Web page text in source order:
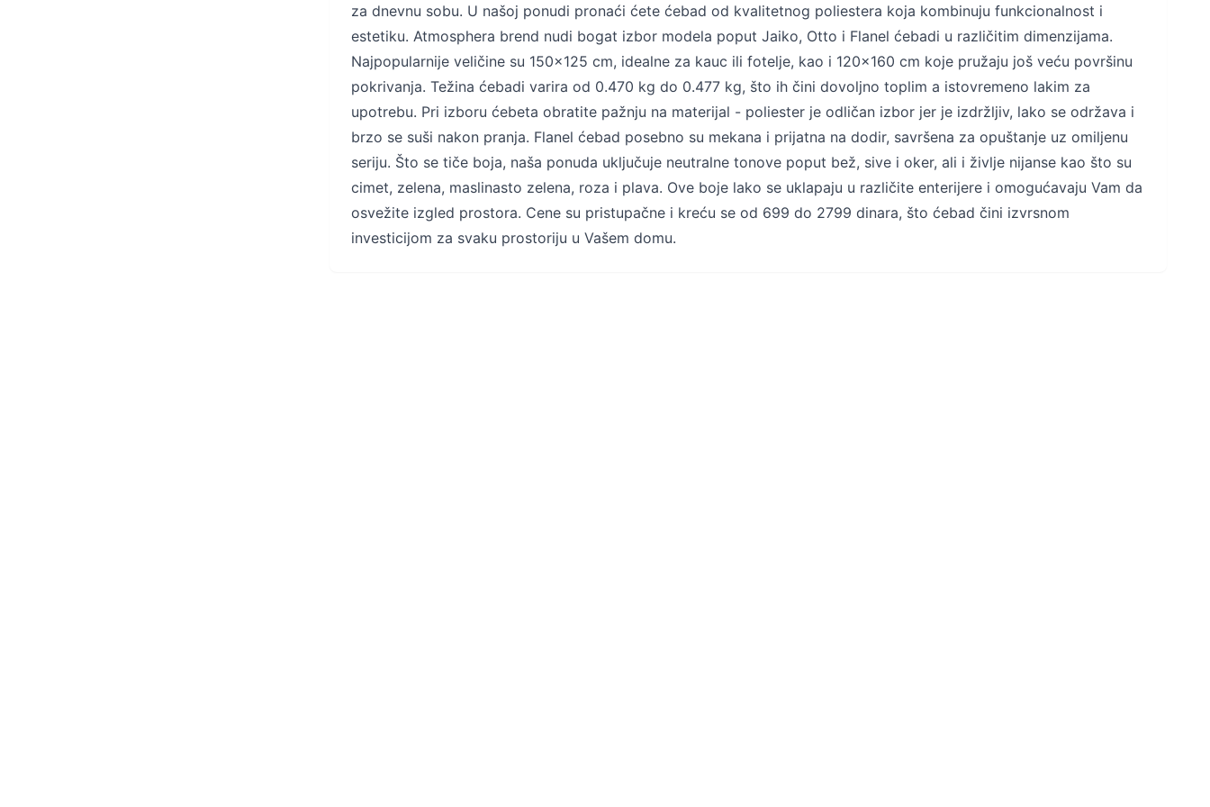
za dnevnu sobu. U našoj ponudi pronaći ćete ćebad od kvalitetnog poliestera koja kombinuju funkcionalnost i
estetiku. Atmosphera brend nudi bogat izbor modela poput Jaiko, Otto i Flanel ćebadi u različitim dimenzijama.
Najpopularnije veličine su 150x125 cm, idealne za kauc ili fotelje, kao i 120x160 cm koje pružaju još veću površinu
pokrivanja. Težina ćebadi varira od 0.470 kg do 0.477 kg, što ih čini dovoljno toplim a istovremeno lakim za
upotrebu. Pri izboru ćebeta obratite pažnju na materijal - poliester je odličan izbor jer je izdržljiv, lako se održava i
brzo se suši nakon pranja. Flanel ćebad posebno su mekana i prijatna na dodir, savršena za opuštanje uz omiljenu
seriju. Što se tiče boja, naša ponuda uključuje neutralne tonove poput bež, sive i oker, ali i življe nijanse kao što su
cimet, zelena, maslinasto zelena, roza i plava. Ove boje lako se uklapaju u različite enterijere i omogućavaju Vam da
osvežite izgled prostora. Cene su pristupačne i kreću se od 699 do 2799 dinara, što ćebad čini izvrsnom
investicijom za svaku prostoriju u Vašem domu.